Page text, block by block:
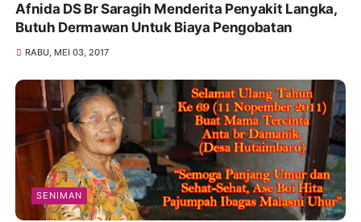
Afnida DS Br Saragih Menderita Penyakit Langka,
Butuh Dermawan Untuk Biaya Pengobatan
RABU, MEI 03, 2017
SENIMAN